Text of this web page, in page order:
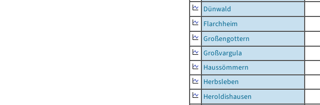
Dünwald
Flarchheim
Großengottern
Großvargula
Haussömmern
Herbsleben
Heroldishausen